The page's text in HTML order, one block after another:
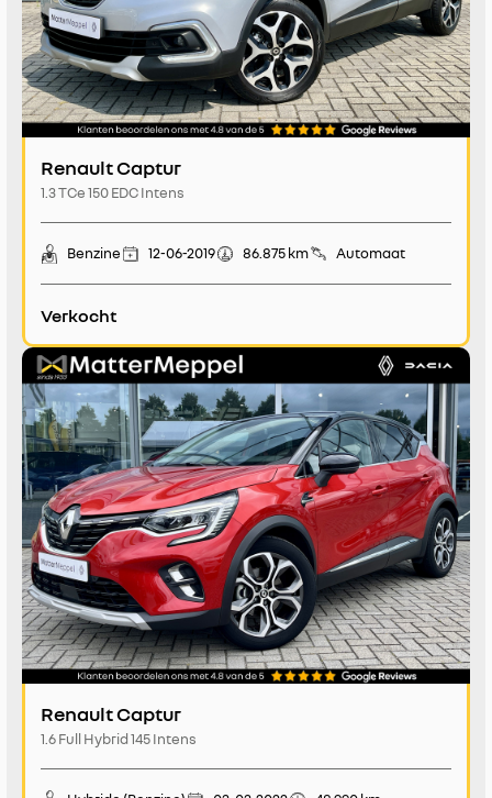
Renault Captur
1.3 TCe 150 EDC Intens
Benzine 12-06-2019 86.875 km Automaat
Verkocht
Renault Captur
1.6 Full Hybrid 145 Intens